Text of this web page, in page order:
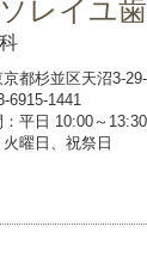
レイユ
都杉並区天沼3-
6915-1441
平日 10:00～
曜日、祝祭日